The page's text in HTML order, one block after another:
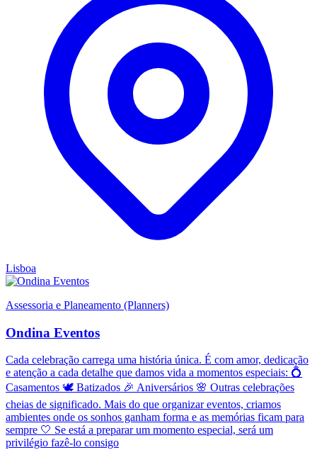
Lisboa
Assessoria e Planeamento (Planners)
Ondina Eventos
Cada celebração carrega uma história única. É com amor, dedicação
e atenção a cada detalhe que damos vida a momentos especiais: 💍
Casamentos 🕊️ Batizados 🎉 Aniversários 🌸 Outras celebrações
cheias de significado. Mais do que organizar eventos, criamos
ambientes onde os sonhos ganham forma e as memórias ficam para
sempre 🤍 Se está a preparar um momento especial, será um
privilégio fazê-lo consigo